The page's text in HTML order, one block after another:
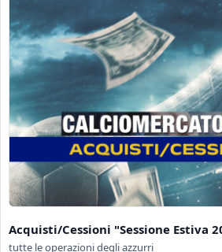
Acquisti/Cessioni "Sessione Estiva
tutte le operazioni degli azzurri